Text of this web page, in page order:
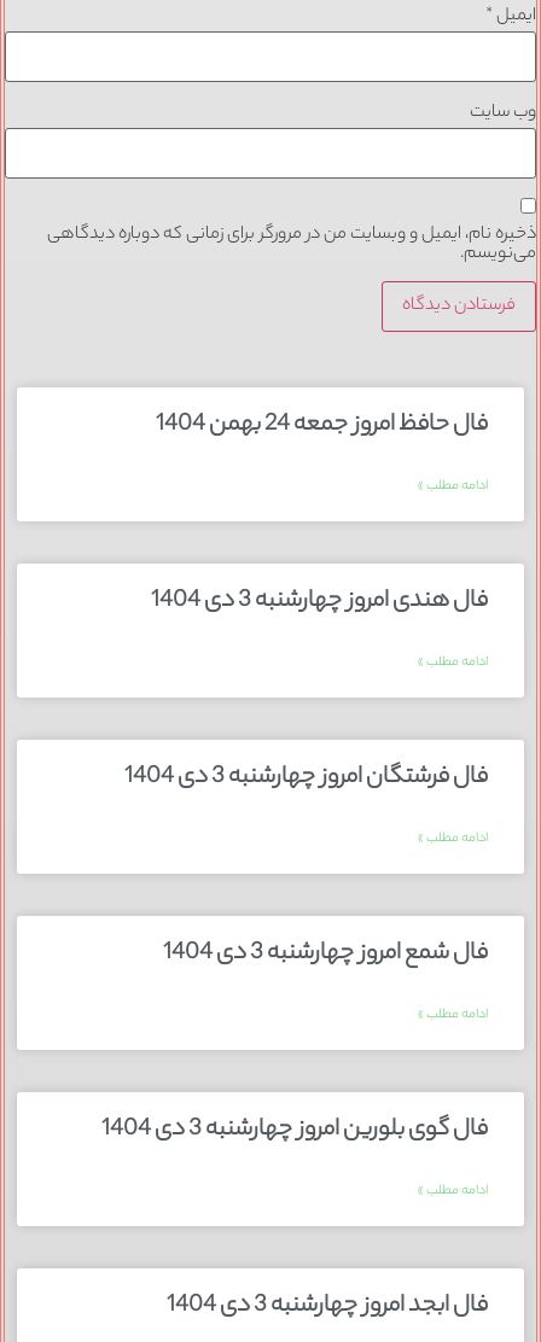
ایمیل*
وب‌ سایت
ذخیره نام، ایمیل و وبسایت من در مرورگر برای زمانی که دوباره دیدگاهی
می‌نویسم.
فال حافظ امروز جمعه 24 بهمن 1404
ادامه مطلب »
فال هندی امروز چهارشنبه 3 دی 1404
ادامه مطلب »
فال فرشتگان امروز چهارشنبه 3 دی 1404
ادامه مطلب »
فال شمع امروز چهارشنبه 3 دی 1404
ادامه مطلب »
فال گوی بلورین امروز چهارشنبه 3 دی 1404
ادامه مطلب »
فال ابجد امروز چهارشنبه 3 دی 1404